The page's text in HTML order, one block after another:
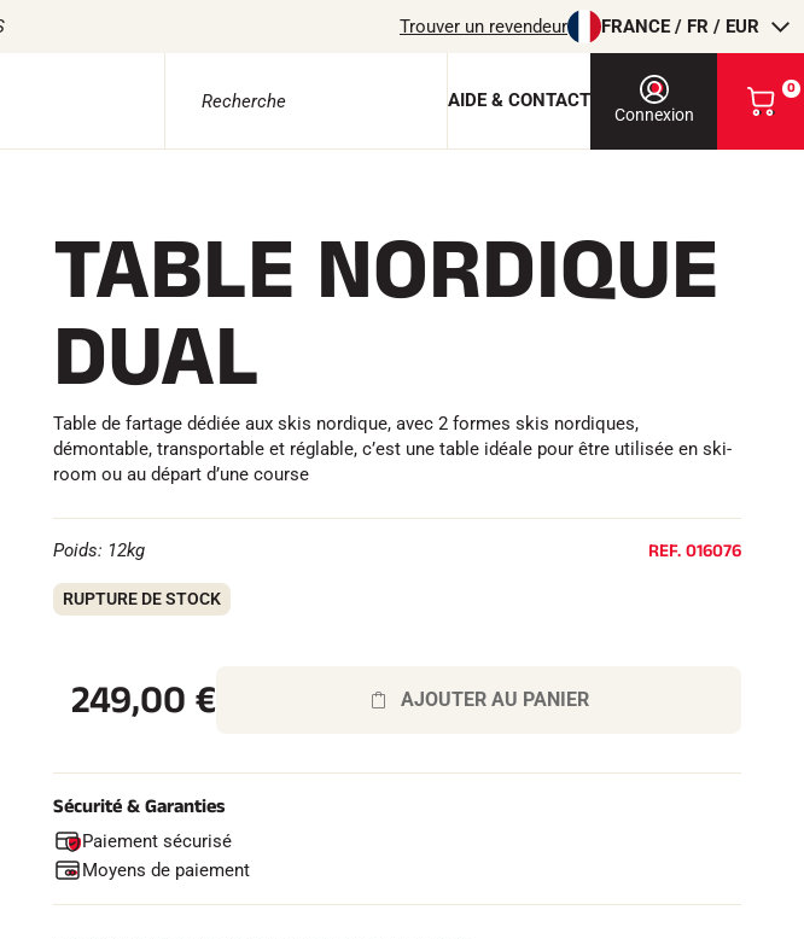
Trouver un revendeur FRANCE / FR / EUR
AIDE & CONTACT
Connexion
0
V
i
TABLE NORDIQUE
DUAL
Table de fartage dédiée aux skis nordique, avec 2 formes skis nordiques,
démontable, transportable et réglable, c’est une table idéale pour être utilisée en ski-
room ou au départ d’une course
Poids: 12kg REF.016076
RUPTURE DE STOCK
249,00 € AJOUTER AU PANIER
Sécurité & Garanties
Paiement sécurisé
Moyens de paiement